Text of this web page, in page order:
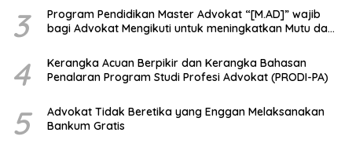
dengan Universitas
3
Program Pendidikan Master Advokat “[M.AD]” wajib
bagi Advokat Mengikuti untuk meningkatkan Mutu dan
4
Kerangka Acuan Berpikir dan Kerangka Bahasan
Penalaran Program Studi Profesi Advokat (PRODI-PA)
5
Advokat Tidak Beretika yang Enggan Melaksanakan
Bankum Gratis